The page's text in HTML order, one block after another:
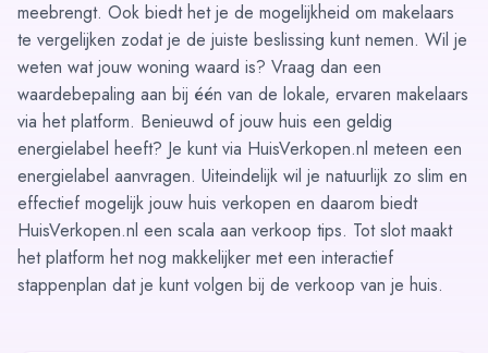
meebrengt. Ook biedt het je de mogelijkheid om makelaars
te vergelijken zodat je de juiste beslissing kunt nemen. Wil je
weten wat jouw woning waard is? Vraag dan een
waardebepaling aan bij één van de lokale, ervaren makelaars
via het platform. Benieuwd of jouw huis een geldig
energielabel heeft? Je kunt via HuisVerkopen.nl meteen een
energielabel aanvragen. Uiteindelijk wil je natuurlijk zo slim en
effectief mogelijk jouw huis verkopen en daarom biedt
HuisVerkopen.nl een scala aan verkoop tips. Tot slot maakt
het platform het nog makkelijker met een interactief
stappenplan dat je kunt volgen bij de verkoop van je huis.